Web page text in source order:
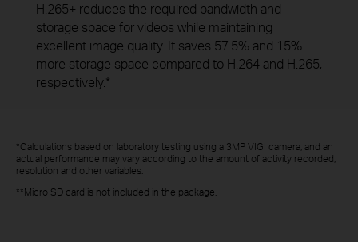
H.265+ reduces the required bandwidth and
storage space for videos while maintaining
excellent image quality. It saves 57.5% and 15%
more storage space compared to H.264 and H.265,
respectively.*
*Calculations based on laboratory testing using a 3MP VIGI camera, and an
actual performance may vary according to the amount of activity recorded,
resolution and other variables.
**Micro SD card is not included in the package.